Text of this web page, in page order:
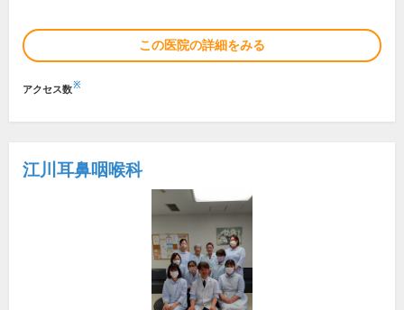
この医院の詳細をみる
アクセス数※
江川耳鼻咽喉科